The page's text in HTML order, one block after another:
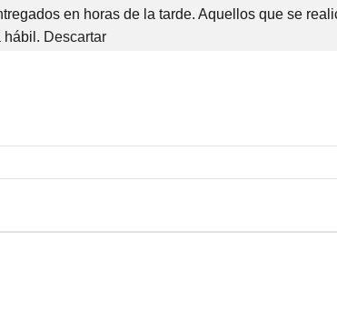
en horas de la tarde. Aquellos que se
hábil. Descartar